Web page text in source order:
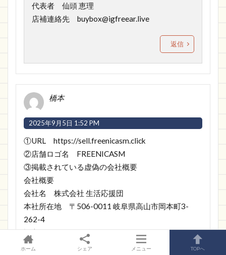
代表者 仙頭 恵理
店補連絡先 buybox@igfreear.live
返信
橋本
2025年9月5日 1:52 PM
①URL https://sell.freenicasm.click
②店舗ロゴ名 FREENICASM
③掲載されている虚偽の会社概要
会社概要
会社名 株式会社 生活応援団
本社所在地 〒506-0011 岐阜県高山市岡本町3-
262-4
設立年月日 2013年8月18日
代表者 荒木 瀬司郎
ホーム シェア メニュー TOPへ